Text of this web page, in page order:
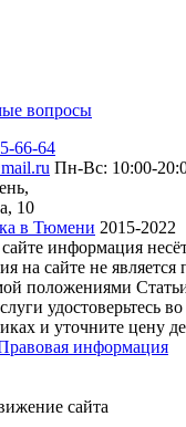
вопросы
66-64
Пн-Вс: 10:00-
10
в Тюмени 2015-2022
информация
на сайте не является
положениями
удостоверьтесь во
и уточните цену
информация
сайта